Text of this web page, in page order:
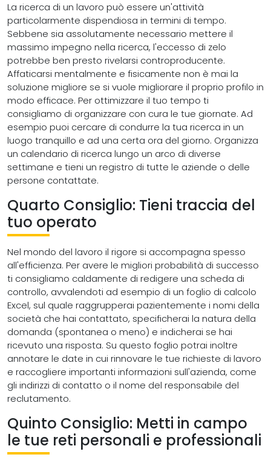
La ricerca di un lavoro può essere un'attività
particolarmente dispendiosa in termini di tempo.
Sebbene sia assolutamente necessario mettere il
massimo impegno nella ricerca, l'eccesso di zelo
potrebbe ben presto rivelarsi controproducente.
Affaticarsi mentalmente e fisicamente non è mai la
soluzione migliore se si vuole migliorare il proprio profilo in
modo efficace. Per ottimizzare il tuo tempo ti
consigliamo di organizzare con cura le tue giornate. Ad
esempio puoi cercare di condurre la tua ricerca in un
luogo tranquillo e ad una certa ora del giorno. Organizza
un calendario di ricerca lungo un arco di diverse
settimane e tieni un registro di tutte le aziende o delle
persone contattate.
Quarto Consiglio: Tieni traccia del
tuo operato
Nel mondo del lavoro il rigore si accompagna spesso
all'efficienza. Per avere le migliori probabilità di successo
ti consigliamo caldamente di redigere una scheda di
controllo, avvalendoti ad esempio di un foglio di calcolo
Excel, sul quale raggrupperai pazientemente i nomi della
società che hai contattato, specificherai la natura della
domanda (spontanea o meno) e indicherai se hai
ricevuto una risposta. Su questo foglio potrai inoltre
annotare le date in cui rinnovare le tue richieste di lavoro
e raccogliere importanti informazioni sull'azienda, come
gli indirizzi di contatto o il nome del responsabile del
reclutamento.
Quinto Consiglio: Metti in campo
le tue reti personali e professionali